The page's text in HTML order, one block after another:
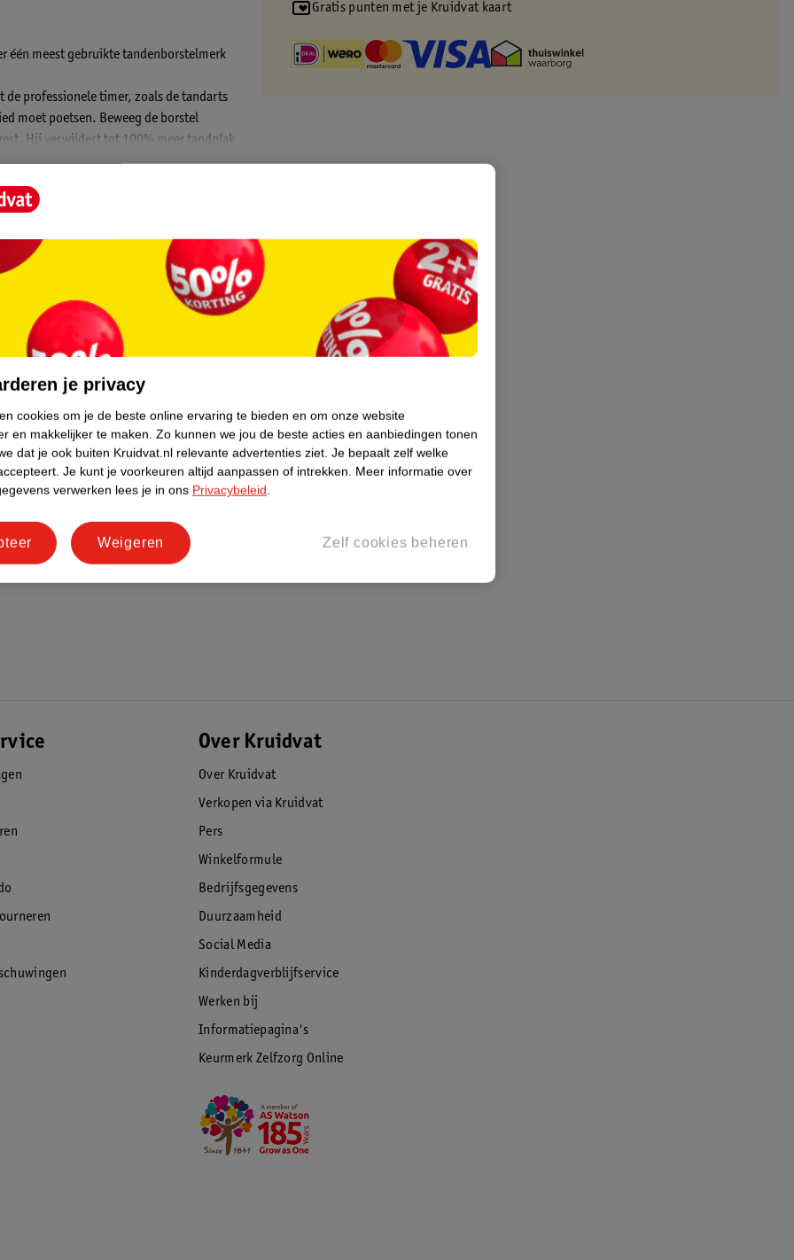
één meest gebruikte tandenborstelmerk
de professionele timer, zoals de tandarts
moet poetsen. Beweeg de borstel
Hij verwijdert tot 100% meer tandplak
je glimlach witter vanaf de eerste
wil overschakelen.
Tandenborstel:
langs de tandvleesrand en
die automatisch stopt met het
kwadranttimer die elke 30
zijn voor wat je nodig hebt, zoals
handtandenborstels niet bij komen.
wordt door tandartsen wereldwijd
die aangeeft wanneer je moet opladen
met klinisch bewezen resultaten.
Gratis punten met je Kruidvat kaart
Over Kruidvat
Over Kruidvat
Verkopen via Kruidvat
Pers
Winkelformule
Bedrijfsgegevens
Duurzaamheid
Social Media
Kinderdagverblijfservice
Werken bij
Informatiepagina's
Keurmerk Zelfzorg Online
je privacy
cookies om je de beste online ervaring te bieden en om onze website
en makkelijker te maken. Zo kunnen we jou de beste acties en aanbiedingen tonen
dat je ook buiten Kruidvat.nl relevante advertenties ziet. Je bepaalt zelf welke
Je kunt je voorkeuren altijd aanpassen of intrekken. Meer informatie over
verwerken lees je in ons Privacybeleid.
Zelf cookies beheren
Weigeren